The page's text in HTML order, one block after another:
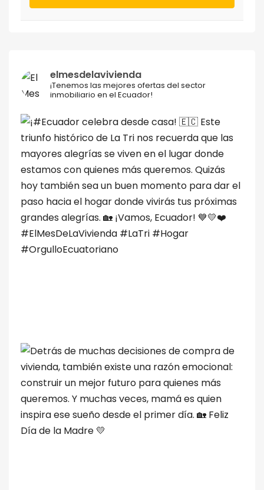
elmesdelavivienda
¡Tenemos las mejores ofertas del sector
inmobiliario en el Ecuador!